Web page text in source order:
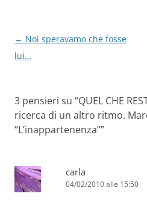
Navigazione
articolo
← Noi speravamo che fosse
lui…
3 pensieri su “QUEL CHE
ricerca di un altro ritmo.
“L’inappartenenza””
carla
04/02/2010 alle 15:50